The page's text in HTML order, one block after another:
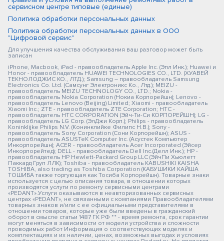
сервисном центре типовые (единые)
Политика обработки персональных данных
Политика обработки персональных данных в ООО
"Цифровой сервис"
Для улучшения качества обслуживания ваш разговор может быть
записан
iPhone, Macbook, iPad - правообладатель Apple Inc. (Эпл Инк.); Huawei и
Honor - правообладатель HUAWEI TECHNOLOGIES CO., LTD. (ХУАВЕЙ
ТЕКНОЛОДЖИС КО., ЛТД.); Samsung – правообладатель Samsung
Electronics Co. Ltd. (Самсунг Электроникс Ко., Лтд.); MEIZU -
правообладатель MEIZU TECHNOLOGY CO., LTD.; Nokia -
правообладатель Nokia Corporation (Нокиа Корпорейшн); Lenovo -
правообладатель Lenovo (Beijing) Limited; Xiaomi - правообладатель
Xiaomi Inc.; ZTE - правообладатель ZTE Corporation; HTC -
правообладатель HTC CORPORATION (Эйч-Ти-Си КОРПОРЕЙШН); LG -
правообладатель LG Corp. (ЭлДжи Корп.); Philips - правообладатель
Koninklijke Philips N.V. (Конинклийке Филипс Н.В.); Sony -
правообладатель Sony Corporation (Сони Корпорейшн); ASUS -
правообладатель ASUSTeK Computer Inc. (Асустек Компьютер
Инкорпорейшн); ACER - правообладатель Acer Incorporated (Эйсер
Инкорпорейтед); DELL - правообладатель Dell Inc.(Делл Инк.); HP -
правообладатель HP Hewlett-Packard Group LLC (ЭйчПи Хьюлетт
Паккард Груп ЛЛК); Toshiba - правообладатель KABUSHIKI KAISHA
TOSHIBA, also trading as Toshiba Corporation (КАБУШИКИ КАЙША
ТОШИБА также торгующая как Тосиба Корпорейшн). Товарные знаки
используется с целью описания товара, в отношении которых
производятся услуги по ремонту сервисными центрами
«PEDANT».Услуги оказываются в неавторизованных сервисных
центрах «PEDANT», не связанными с компаниями Правообладателями
товарных знаков и/или с ее официальными представителями в
отношении товаров, которые уже были введены в гражданский
оборот в смысле статьи 1487 ГК РФ ** - время ремонта, срок гарантии
могут меняться в зависимости от модели устройства и сложности
проводимых работ Информация о соответствующих моделях и
комплектациях и их наличии, ценах, возможных выгодах и условиях